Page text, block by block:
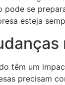
pode se
esteja
têm um
precisam